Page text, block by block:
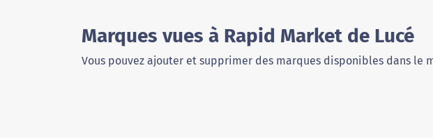
Marques vues à Rapid Market de Lucé
Vous pouvez ajouter et supprimer des marques disponibles dans le